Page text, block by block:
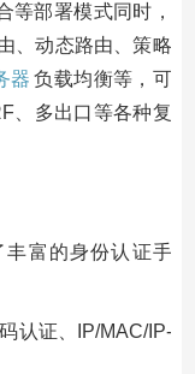
等部署模式同时，
、动态路由、策略
器 负载均衡等，可
、多出口等各种复
丰富的身份认证手
认证、IP/MAC/IP-